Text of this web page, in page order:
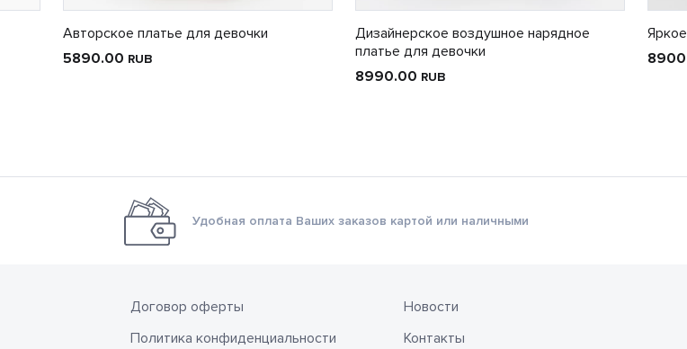
Авторское платье для девочки
5890.00 RUB
Дизайнерское воздушное нарядное
платье для девочки
8990.00 RUB
Удобная оплата Ваших заказов картой или наличными
Договор оферты
Политика конфиденциальности
Новости
Контакты